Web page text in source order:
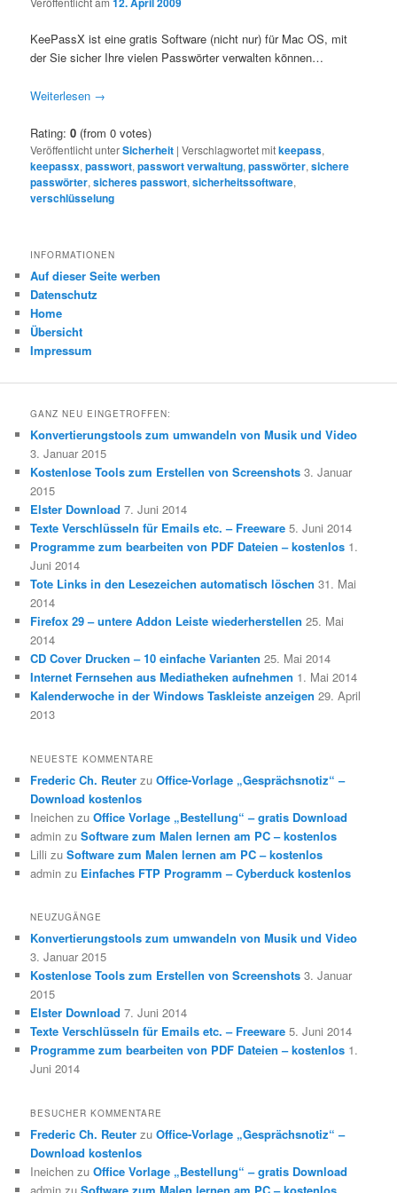
KeePassX ist eine gratis Software (nicht nur) für Mac OS, mit
der Sie sicher Ihre vielen Passwörter verwalten können…
Weiterlesen →
Rating:0 (from 0 votes)
Veröffentlicht unterSicherheit |Verschlagwortet mitkeepass,
keepassx,passwort,passwort verwaltung,passwörter,sichere
passwörter,sicheres passwort,sicherheitssoftware,
verschlüsselung
INFORMATIONEN
Auf dieser Seite werben
Datenschutz
Home
Übersicht
Impressum
GANZ NEU EINGETROFFEN:
Konvertierungstools zum umwandeln von Musik und Video
3. Januar 2015
Kostenlose Tools zum Erstellen von Screenshots 3. Januar
2015
Elster Download 7. Juni 2014
Texte Verschlüsseln für Emails etc. – Freeware 5. Juni 2014
Programme zum bearbeiten von PDF Dateien – kostenlos 1.
Juni 2014
Tote Links in den Lesezeichen automatisch löschen 31. Mai
2014
Firefox 29 – untere Addon Leiste wiederherstellen 25. Mai
2014
CD Cover Drucken – 10 einfache Varianten 25. Mai 2014
Internet Fernsehen aus Mediatheken aufnehmen 1. Mai 2014
Kalenderwoche in der Windows Taskleiste anzeigen 29. April
2013
NEUESTE KOMMENTARE
Frederic Ch. Reuter zuOffice-Vorlage „Gesprächsnotiz“ –
Download kostenlos
Ineichen zuOffice Vorlage „Bestellung“ – gratis Download
admin zuSoftware zum Malen lernen am PC – kostenlos
Lilli zuSoftware zum Malen lernen am PC – kostenlos
admin zu Einfaches FTP Programm – Cyberduck kostenlos
NEUZUGÄNGE
Konvertierungstools zum umwandeln von Musik und Video
3. Januar 2015
Kostenlose Tools zum Erstellen von Screenshots 3. Januar
2015
Elster Download 7. Juni 2014
Texte Verschlüsseln für Emails etc. – Freeware 5. Juni 2014
Programme zum bearbeiten von PDF Dateien – kostenlos 1.
Juni 2014
BESUCHER KOMMENTARE
Frederic Ch. Reuter zuOffice-Vorlage „Gesprächsnotiz“ –
Download kostenlos
Ineichen zuOffice Vorlage „Bestellung“ – gratis Download
admin zuSoftware zum Malen lernen am PC – kostenlos